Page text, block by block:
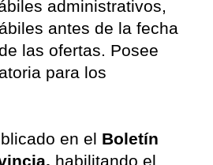
administrativos,
antes de la fecha
las ofertas. Posee
para los
en el Boletín
habilitando el